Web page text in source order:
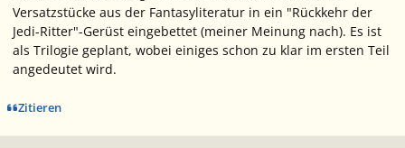
Versatzstücke aus der Fantasyliteratur in ein "Rückkehr der
Jedi-Ritter"-Gerüst eingebettet (meiner Meinung nach). Es ist
als Trilogie geplant, wobei einiges schon zu klar im ersten Teil
angedeutet wird.
Zitieren